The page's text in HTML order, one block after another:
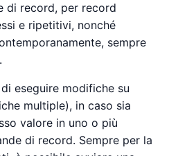
di record, per record
e ripetitivi, nonché
sempre
eseguire modifiche su
multiple), in caso sia
valore in uno o più
di record. Sempre per la